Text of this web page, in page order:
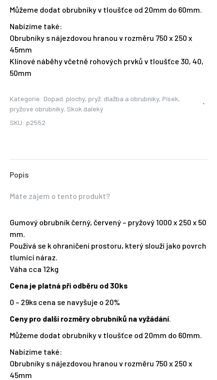
Můžeme dodat obrubníky v tloušťce od 20mm do 60mm.
Nabízíme také:
Obrubníky s nájezdovou hranou v rozměru 750 x 250 x
45mm
Klínové náběhy včetně rohových prvků v tloušťce 30, 40,
50mm
Kategorie: Dopad. plochy, pryž. dlažba a obrubníky, Písek,
pryžové obrubníky, Skok daleký
SKU: p2552
Popis
Máte zájem o tento produkt?
Gumový obrubník černý, červený – pryžový 1000 x 250 x 50
mm.
Používá se k ohraničení prostoru, který slouží jako povrch
tlumící náraz.
Váha cca 12kg
Cena je platná při odběru od 30ks
0 – 29ks cena se navyšuje o 20%
Ceny pro další rozměry obrubníků na vyžádání
Můžeme dodat obrubníky v tloušťce od 20mm do 60mm.
Nabízíme také:
Obrubníky s nájezdovou hranou v rozměru 750 x 250 x
45mm